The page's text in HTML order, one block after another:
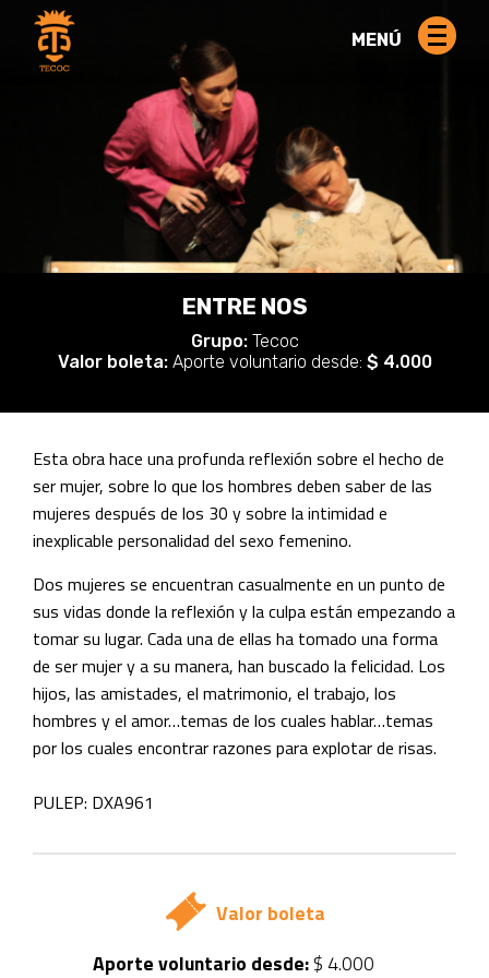
MENÚ
ENTRE NOS
Grupo: Tecoc
Valor boleta: Aporte voluntario desde: $ 4.000
Esta obra hace una profunda reflexión sobre el hecho de
ser mujer, sobre lo que los hombres deben saber de las
mujeres después de los 30 y sobre la intimidad e
inexplicable personalidad del sexo femenino.
Dos mujeres se encuentran casualmente en un punto de
sus vidas donde la reflexión y la culpa están empezando a
tomar su lugar. Cada una de ellas ha tomado una forma
de ser mujer y a su manera, han buscado la felicidad. Los
hijos, las amistades, el matrimonio, el trabajo, los
hombres y el amor…temas de los cuales hablar…temas
por los cuales encontrar razones para explotar de risas.
PULEP: DXA961
Valor boleta
Aporte voluntario desde:$ 4.000